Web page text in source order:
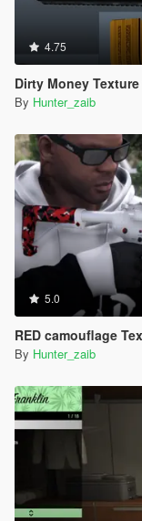
4.75
Dirty Money Texture
By Hunter_zaib
5.0
RED camouflage
By Hunter_zaib